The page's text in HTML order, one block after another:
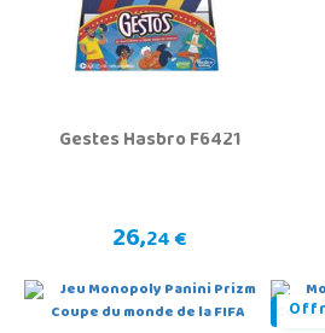
Gestes Hasbro F6421
26,24 €